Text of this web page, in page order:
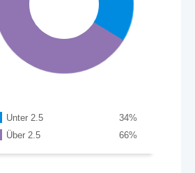
Unter 2.5 %
34
Über 2.5
%
66